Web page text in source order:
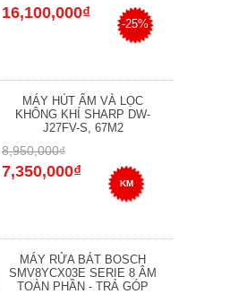
16,100,000₫
-25%
MÁY HÚT ẨM VÀ LỌC
KHÔNG KHÍ SHARP DW-
J27FV-S, 67M2
8,950,000₫
7,350,000₫
KM
MÁY RỬA BÁT BOSCH
SMV8YCX03E SERIE 8 ÂM
TOÀN PHẦN - TRẢ GÓP